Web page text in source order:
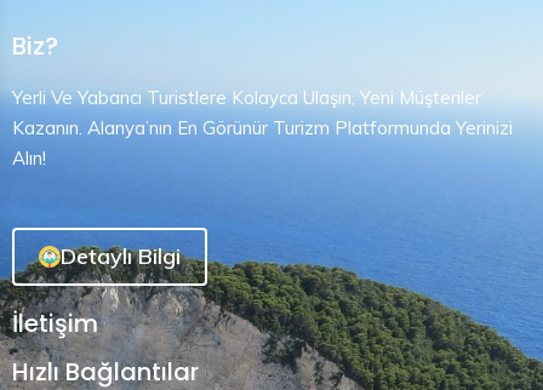
Biz?
Yerli Ve Yabancı Turistlere Kolayca Ulaşın, Yeni Müşteriler
Kazanın. Alanya’nın En Görünür Turizm Platformunda Yerinizi
Alın!
Detaylı Bilgi
İletişim
Hızlı Bağlantılar